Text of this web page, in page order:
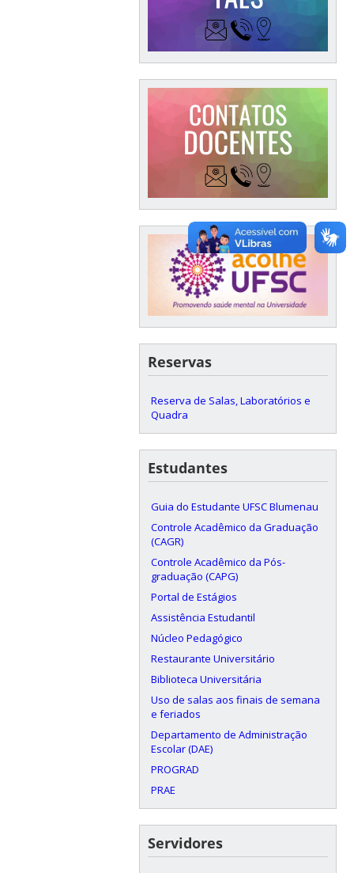
Reservas
Reserva de Salas, Laboratórios e
Quadra
Estudantes
Guia do Estudante UFSC Blumenau
Controle Acadêmico da Graduação
(CAGR)
Controle Acadêmico da Pós-
graduação (CAPG)
Portal de Estágios
Assistência Estudantil
Núcleo Pedagógico
Restaurante Universitário
Biblioteca Universitária
Uso de salas aos finais de semana
e feriados
Departamento de Administração
Escolar (DAE)
PROGRAD
PRAE
Servidores